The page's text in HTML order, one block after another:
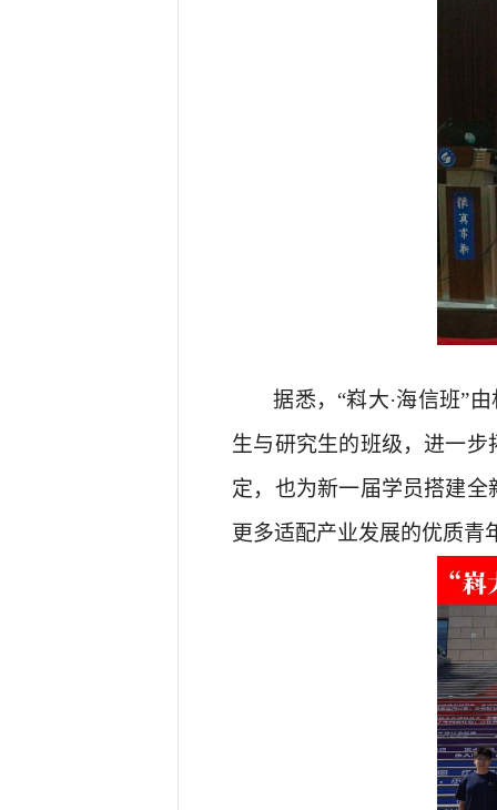
据悉， “嵙大·海信班”
生与研究生的班级，进一步
定，也为新一届学员搭建
更多适配产业发展的优质青